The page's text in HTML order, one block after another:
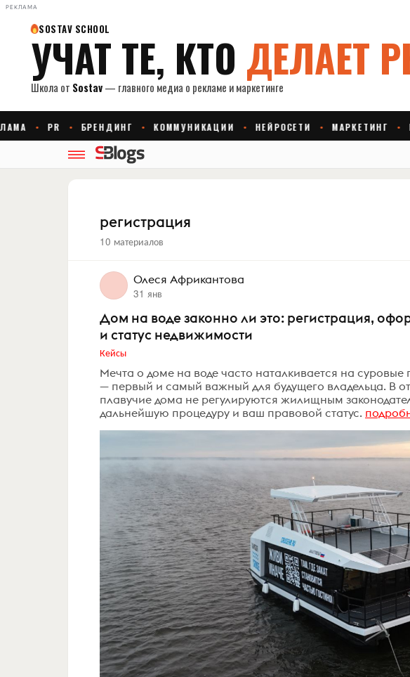
РЕКЛАМА
регистрация
10 материалов
Олеся Африкантова
31 янв
Дом на воде законно ли это: регистрация,
и статус недвижимости
Кейсы
Мечта о доме на воде часто наталкивается на
— первый и самый важный для будущего владельца. В
плавучие дома не регулируются жилищным
дальнейшую процедуру и ваш правовой статус.